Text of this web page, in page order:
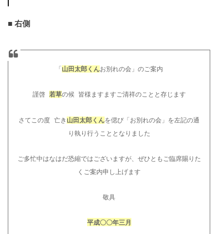
■ 右側
「 山田太郎くんお別れの会」のご案内
謹啓 若草の候 皆様ますますご清祥のことと存じます
さてこの度 亡き 山田太郎くんを偲び「お別れの会」を左記の通
り執り行うこととなりました
ご多忙中はなはだ恐縮ではございますが、ぜひともご臨席賜りた
くご案内申し上げます
敬具
平成〇〇年三月